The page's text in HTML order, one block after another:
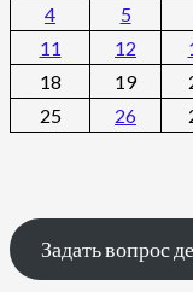
4
5
11
12
18
19
25
26
Задать вопрос